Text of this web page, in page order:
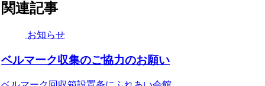
関連記事
お知らせ
ベルマーク収集のご協力のお願い